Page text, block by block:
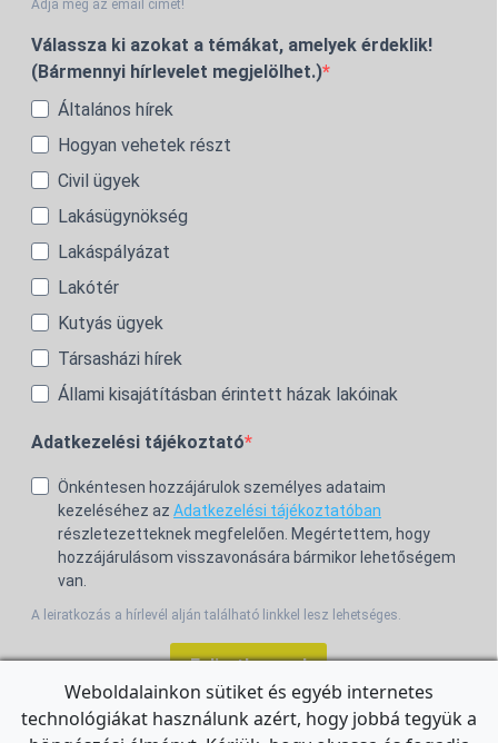
Adja meg az email címét!
Válassza ki azokat a témákat, amelyek érdeklik!
(Bármennyi hírlevelet megjelölhet.)
Általános hírek
Hogyan vehetek részt
Civil ügyek
Lakásügynökség
Lakáspályázat
Lakótér
Kutyás ügyek
Társasházi hírek
Állami kisajátításban érintett házak lakóinak
Adatkezelési tájékoztató
Önkéntesen hozzájárulok személyes adataim
kezeléséhez az Adatkezelési tájékoztatóban
részletezetteknek megfelelően. Megértettem, hogy
hozzájárulásom visszavonására bármikor lehetőségem
van.
A leiratkozás a hírlevél alján található linkkel lesz lehetséges.
Feliratkozom!
Weboldalainkon sütiket és egyéb internetes
technológiákat használunk azért, hogy jobbá tegyük a